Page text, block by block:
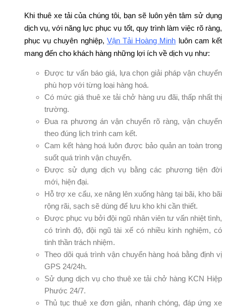
Khi thuê xe tải của chúng tôi, bạn sẽ luôn yên tâm sử dụng
dịch vụ, với năng lực phục vụ tốt, quy trình làm việc rõ ràng,
phục vụ chuyên nghiệp, Vận Tải Hoàng Minh luôn cam kết
mang đến cho khách hàng những lợi ích về dịch vụ như:
Được tư vấn báo giá, lựa chọn giải pháp vận chuyển
phù hợp với từng loại hàng hoá.
Có mức giá thuê xe tải chở hàng ưu đãi, thấp nhất thị
trường.
Đua ra phương án vận chuyển rõ ràng, vận chuyển
theo đúng lịch trình cam kết.
Cam kết hàng hoá luôn được bảo quản an toàn trong
suốt quá trình vận chuyển.
Được sử dụng dịch vụ bằng các phương tiện đời
mới, hiện đại.
Hỗ trợ xe cẩu, xe nâng lên xuống hàng tại bãi, kho bãi
rộng rãi, sạch sẽ dùng để lưu kho khi cần thiết.
Được phục vụ bởi đội ngũ nhân viên tư vấn nhiệt tình,
có trình độ, đội ngũ tài xế có nhiều kinh nghiệm, có
tinh thần trách nhiệm.
Theo dõi quá trình vận chuyển hàng hoá bằng định vị
GPS 24/24h.
Sử dụng dịch vụ cho thuê xe tải chở hàng KCN Hiệp
Phước 24/7.
Thủ tục thuê xe đơn giản, nhanh chóng, đáp ứng xe